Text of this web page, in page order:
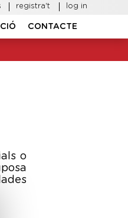
registra't log in
CONTACTE
o